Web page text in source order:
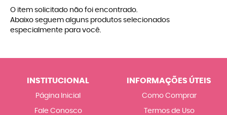
O item solicitado não foi encontrado.
Abaixo seguem alguns produtos selecionados
especialmente para você.
INSTITUCIONAL
Página Inicial
Fale Conosco
INFORMAÇÕES ÚTEIS
Como Comprar
Termos de Uso